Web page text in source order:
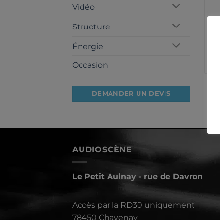
Vidéo
Structure
Énergie
Occasion
DEMANDER UN DEVIS
AUDIOSCÈNE
Le Petit Aulnay - rue de Davron
Accès par la RD30 uniquement
78450 Chavenay